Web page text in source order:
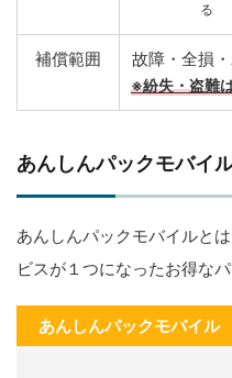
る
補償範囲 故障・全損
※紛失・盗難
あんしんパックモバイ
あんしんパックモバイルと
ビスが１つになったお得なパ
あんしんパックモバイル